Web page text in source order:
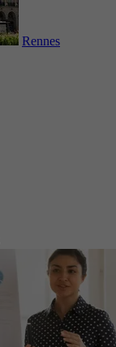
Rennes